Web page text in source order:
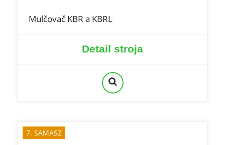
Mulčovač KBR a KBRL
Detail stroja
7. SAMASZ